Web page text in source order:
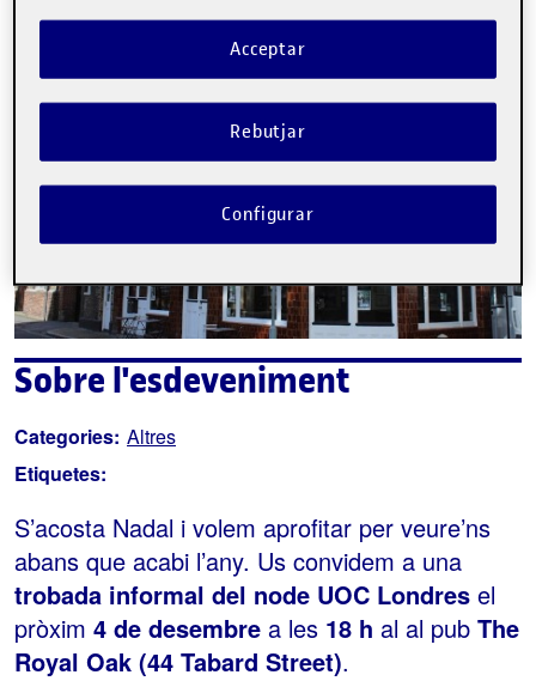
Sobre l'esdeveniment
Categories: Altres
Etiquetes:
S’acosta Nadal i volem aprofitar per veure’ns
abans que acabi l’any. Us convidem a una
trobada informal del node UOC Londres el
pròxim 4 de desembre a les 18 h al al pub The
Royal Oak (44 Tabard Street).
Rebutjar
Acceptar
Configurar